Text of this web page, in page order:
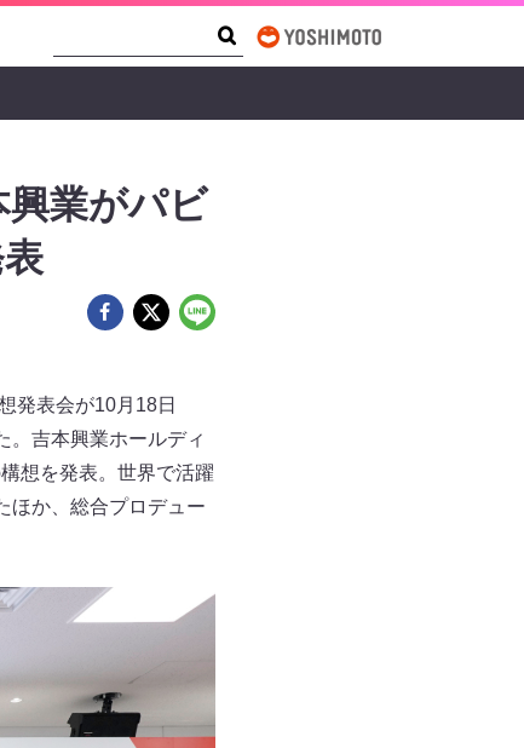
興業がパビ
発表会が10月18日
。吉本興業ホールディ
想を発表。世界で活躍
ほか、総合プロデュー